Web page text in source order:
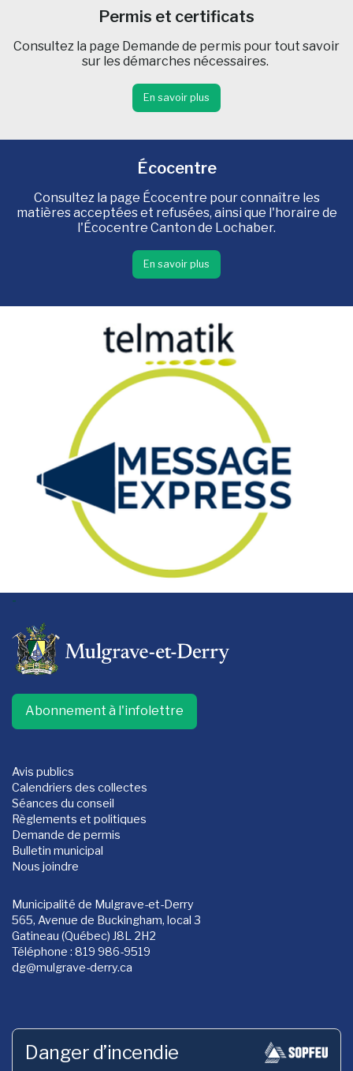
Permis et certificats
Consultez la page Demande de permis pour tout savoir
sur les démarches nécessaires.
En savoir plus
Écocentre
Consultez la page Écocentre pour connaître les
matières acceptées et refusées, ainsi que l'horaire de
l'Écocentre Canton de Lochaber.
En savoir plus
-
Abonnement à l'infolettre
Avis publics
Calendriers des collectes
Séances du conseil
Règlements et politiques
Demande de permis
Bulletin municipal
Nous joindre
Municipalité de Mulgrave-et-Derry
565, Avenue de Buckingham, local 3
Gatineau (Québec) J8L 2H2
Téléphone : 819 986-9519
dg@mulgrave-derry.ca
Danger d’incendie